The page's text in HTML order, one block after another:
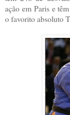
ação em Paris e
o favorito absoluto